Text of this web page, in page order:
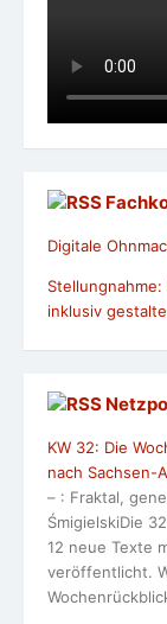
Digitale
inklusiv
KW 32: Die
nach Sachsen-
– : Fraktal,
ŚmigielskiDie
12 neue Texte
veröffentlicht.